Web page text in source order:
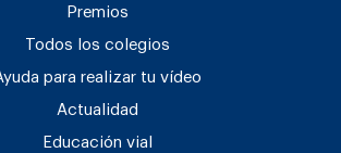
Premios
Todos los colegios
para realizar tu vídeo
Actualidad
Educación vial